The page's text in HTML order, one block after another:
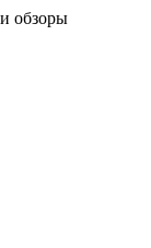
обзоры